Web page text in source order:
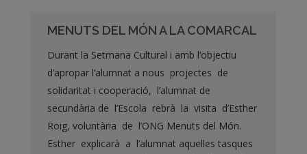
MENUTS DEL MÓN A LA COMARCAL
Durant la Setmana Cultural i amb l’objectiu
d’apropar l’alumnat a nous projectes de
solidaritat i cooperació, l’alumnat de
secundària de l’Escola rebrà la visita d’Esther
Roig, voluntària de l’ONG Menuts del Món.
Esther explicarà a l’alumnat aquelles tasques